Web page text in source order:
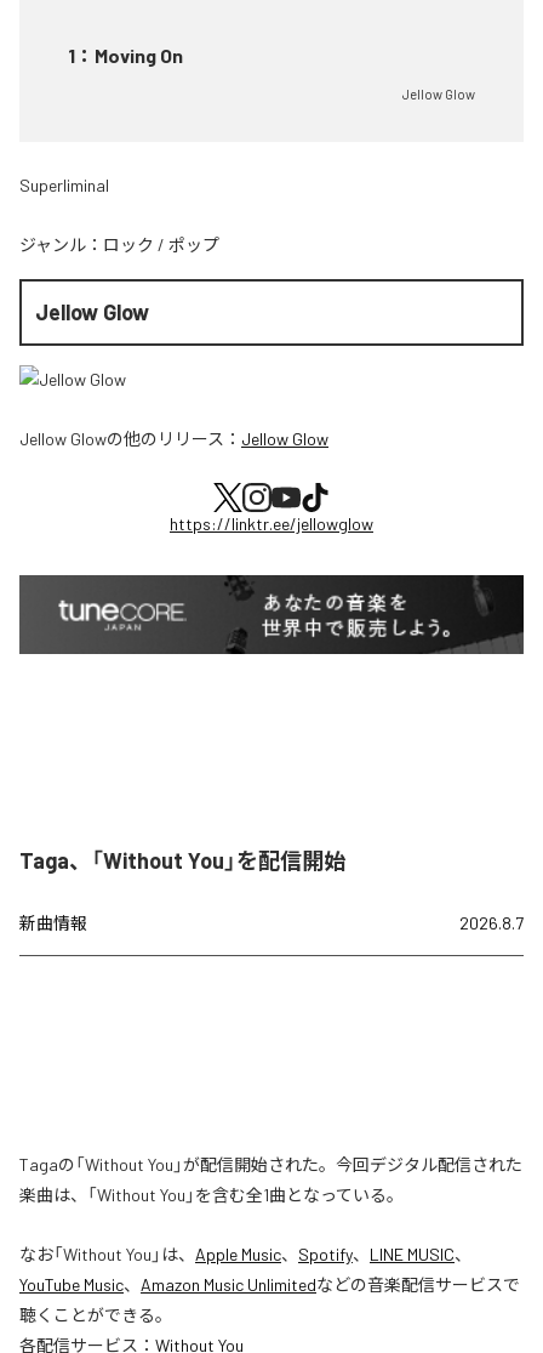
1 ： Moving On
Jellow Glow
Superliminal
ジャンル： ロック / ポップ
Jellow Glow
Jellow Glowの他のリリース： Jellow Glow
https://linktr.ee/jellowglow
Taga、「Without You」を配信開始
新曲情報 2026.8.7
Tagaの「Without You」が配信開始された。今回デジタル配信された
楽曲は、「Without You」を含む全1曲となっている。
なお「Without You 」は、 Apple Music、 Spotify、 LINE MUSIC、
YouTube Music、 Amazon Music Unlimitedなどの音楽配信サービスで
聴くことができる。
各配信サービス： Without You